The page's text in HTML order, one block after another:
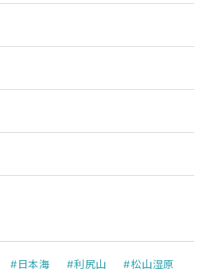
#日本海 #利尻山
#松山湿原